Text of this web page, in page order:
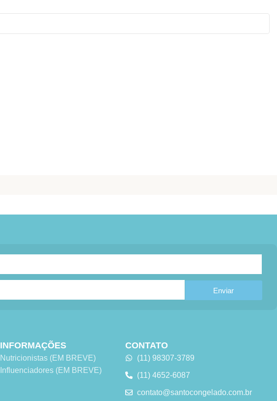
Enviar
INFORMAÇÕES
Nutricionistas (EM BREVE)
Influenciadores (EM BREVE)
CONTATO
(11) 98307-3789
(11) 4652-6087
contato@santocongelado.com.br